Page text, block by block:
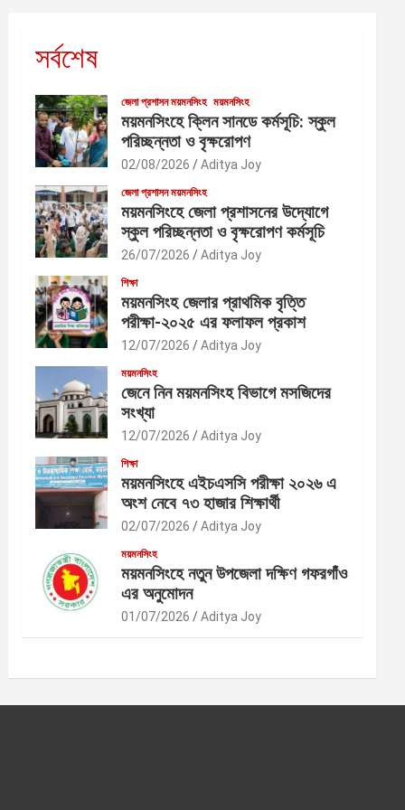
সর্বশেষ
জেলা প্রশাসন ময়মনসিংহ ময়মনসিংহ
ময়মনসিংহে ক্লিন সানডে কর্মসূচি: স্কুল
পরিচ্ছন্নতা ও বৃক্ষরোপণ
02/08/2026 Aditya Joy
জেলা প্রশাসন ময়মনসিংহ
ময়মনসিংহে জেলা প্রশাসনের উদ্যোগে
স্কুল পরিচ্ছন্নতা ও বৃক্ষরোপণ কর্মসূচি
26/07/2026 Aditya Joy
শিক্ষা
ময়মনসিংহ জেলার প্রাথমিক বৃত্তি
পরীক্ষা-২০২৫ এর ফলাফল প্রকাশ
12/07/2026 Aditya Joy
ময়মনসিংহ
জেনে নিন ময়মনসিংহ বিভাগে মসজিদের
সংখ্যা
12/07/2026 Aditya Joy
শিক্ষা
ময়মনসিংহে এইচএসসি পরীক্ষা ২০২৬ এ
অংশ নেবে ৭৩ হাজার শিক্ষার্থী
02/07/2026 Aditya Joy
ময়মনসিংহ
ময়মনসিংহে নতুন উপজেলা দক্ষিণ গফরগাঁও
এর অনুমোদন
01/07/2026 Aditya Joy